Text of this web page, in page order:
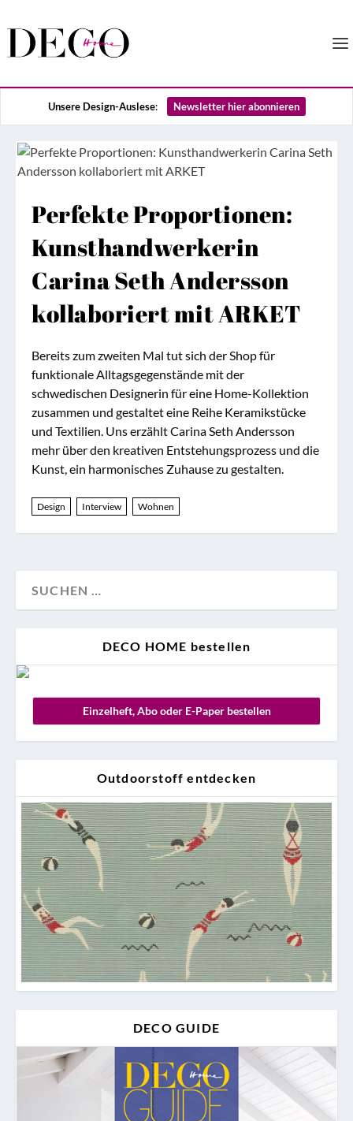
Unsere Design-Auslese: Newsletter hier abonnieren
Perfekte Proportionen:
Kunsthandwerkerin
Carina Seth Andersson
kollaboriert mit ARKET
Bereits zum zweiten Mal tut sich der Shop für
funktionale Alltagsgegenstände mit der
schwedischen Designerin für eine Home-Kollektion
zusammen und gestaltet eine Reihe Keramikstücke
und Textilien. Uns erzählt Carina Seth Andersson
mehr über den kreativen Entstehungsprozess und die
Kunst, ein harmonisches Zuhause zu gestalten.
Design Interview Wohnen
DECO HOME bestellen
Einzelheft, Abo oder E-Paper bestellen
Outdoorstoff entdecken
DECO GUIDE